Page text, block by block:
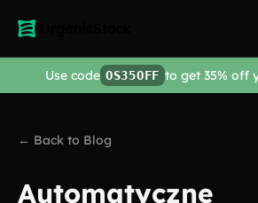
Use code OS35OFF to get 35% off
← Back to Blog
Automatyczne